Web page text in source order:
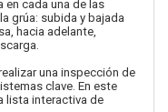
en cada una de las
grúa: subida y bajada
hacia adelante,
una inspección de
clave. En este
lista interactiva de